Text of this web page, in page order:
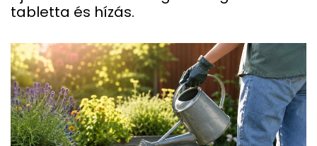
tabletta és hízás.